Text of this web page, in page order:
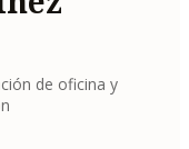
de oficina y